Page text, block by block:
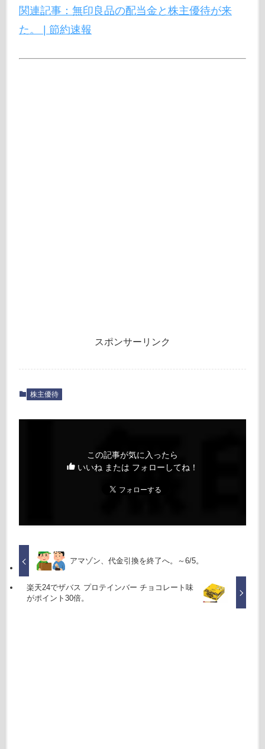
関連記事：無印良品の配当金と株主優待が来
た。 | 節約速報
スポンサーリンク
株主優待
この記事が気に入ったら
いいね または フォローしてね！
アマゾン、代金引換を終了へ。～6/5。
楽天24でザバス プロテインバー チョコレート味
がポイント30倍。